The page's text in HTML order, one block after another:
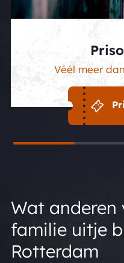
Véél meer
Wat anderen
familie uitje
Rotterdam